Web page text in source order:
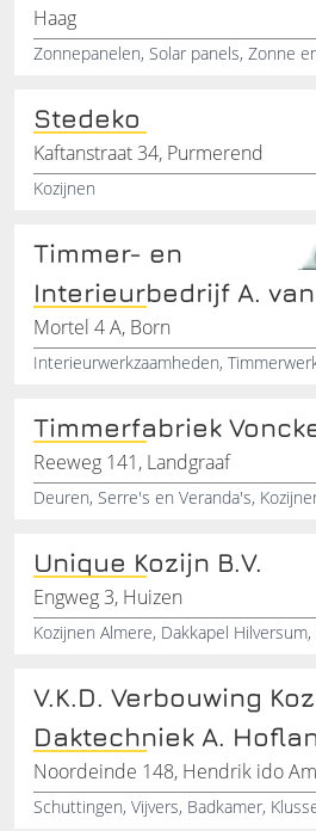
Haag
Stedeko
Kaftanstraat 34, Purmerend
Kozijnen
Timmer- en
Interieurbedrijf A.
Mortel 4 A, Born
Timmerfabriek
Reeweg 141, Landgraaf
Unique Kozijn B.V.
Engweg 3, Huizen
V.K.D. Verbouwing
Daktechniek A.
Noordeinde 148, Hendrik ido